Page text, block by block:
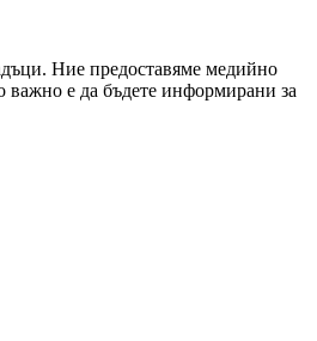
Ние предоставяме медийно
важно е да бъдете информирани за